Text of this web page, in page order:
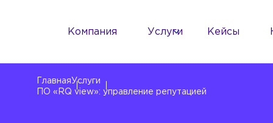
Компания Услуги Кейсы
ГлавнаяУслуги
ПО «RQ view»: управление репутацией